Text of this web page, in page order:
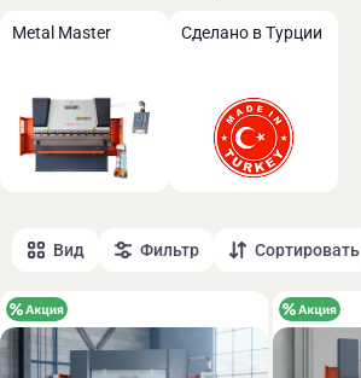
Metal Master Сделано в Турции
Вид Фильтр Сортировать